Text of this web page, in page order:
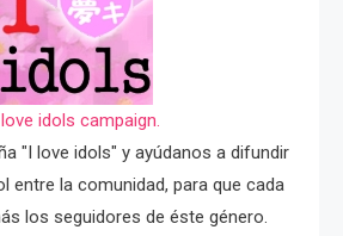
idols campaign.
"I love idols" y ayúdanos a difundir
entre la comunidad, para que cada
los seguidores de éste género.